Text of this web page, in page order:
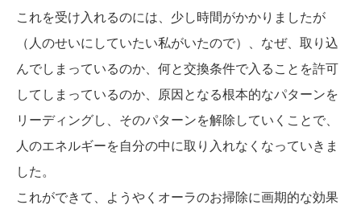
これを受け入れるのには、少し時間がかかりましたが
（人のせいにしていたい私がいたので）、なぜ、取り込
んでしまっているのか、何と交換条件で入ることを許可
してしまっているのか、原因となる根本的なパターンを
リーディングし、そのパターンを解除していくことで、
人のエネルギーを自分の中に取り入れなくなっていきま
した。
これができて、ようやくオーラのお掃除に画期的な効果